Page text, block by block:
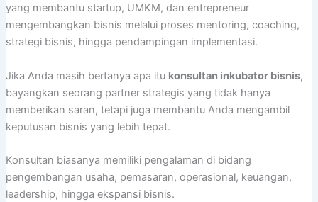
yang membantu startup, UMKM, dan entrepreneur
mengembangkan bisnis melalui proses mentoring, coaching,
strategi bisnis, hingga pendampingan implementasi.
Jika Anda masih bertanya apa itu konsultan inkubator bisnis,
bayangkan seorang partner strategis yang tidak hanya
memberikan saran, tetapi juga membantu Anda mengambil
keputusan bisnis yang lebih tepat.
Konsultan biasanya memiliki pengalaman di bidang
pengembangan usaha, pemasaran, operasional, keuangan,
leadership, hingga ekspansi bisnis.